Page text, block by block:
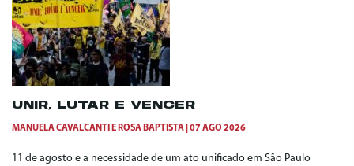
UNIR, LUTAR E VENCER
MANUELA CAVALCANTI E ROSA BAPTISTA 07 AGO 2026
11 de agosto e a necessidade de um ato unificado em São Paulo